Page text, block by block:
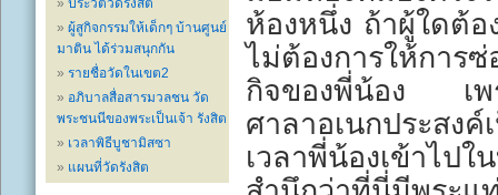
ประวัติวัดรังสิต
ผู้สูกิจกรรมให้เด็กๆ บ้านศูนย์
มาติน ได้ร่วมสนุกกัน
รายชื่อวัดในเขต2
อภิบาลสื่อสารมวลชน วัด
พระชนนีของพระเป็นเจ้า รังสิต
เวลาพิธีบูชามิสซา
แผนที่วัดรังสิต
ห้องหนึ่ง ถ้าผู้ใดต้อ
ไม่ต้องการให้การ
กิจของพี่น้อง เพร
ศาลาอเนกประสงค์
เวลาพี่น้องเข้าไป